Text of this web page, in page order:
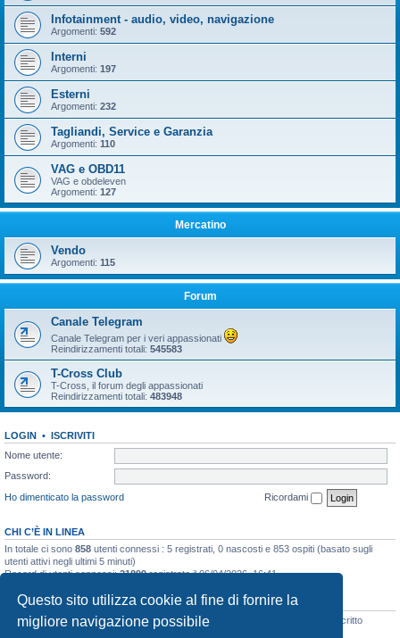
Questo sito utilizza cookie al fine di fornire la
migliore navigazione possibile
Infotainment - audio, video, navigazione
Argomenti: 592
Interni
Argomenti: 197
Esterni
Argomenti: 232
Tagliandi, Service e Garanzia
Argomenti: 110
VAG e OBD11
VAG e obdeleven
Argomenti: 127
Mercatino
Vendo
Argomenti: 115
Forum
Canale Telegram
Canale Telegram per i veri appassionati
Reindirizzamenti totali: 545583
T-Cross Club
T-Cross, il forum degli appassionati
Reindirizzamenti totali: 483948
LOGIN • ISCRIVITI
Nome utente:
Password:
Ho dimenticato la password
Ricordami
CHI C’È IN LINEA
In totale ci sono 858 utenti connessi : 5 registrati, 0 nascosti e 853 ospiti (basato sugli
utenti attivi negli ultimi 5 minuti)
Record di utenti connessi:21899registrato il 06/04/2026, 16:41
STATISTICHE
Totale messaggi48133• Totale argomenti 3073• Totale iscritti
• Ultimo iscritto
simo.giagnorio